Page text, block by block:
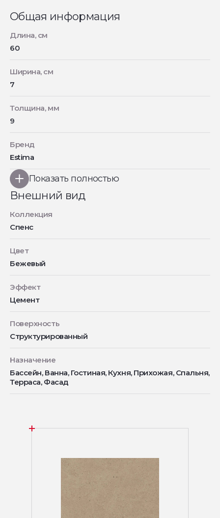
Общая информация
Длина, см
60
Ширина, см
7
Толщина, мм
9
Бренд
Estima
Показать полностью
Внешний вид
Коллекция
Спенс
Цвет
Бежевый
Эффект
Цемент
Поверхность
Структурированный
Назначение
Бассейн, Ванна, Гостиная, Кухня, Прихожая, Спальня,
Терраса, Фасад